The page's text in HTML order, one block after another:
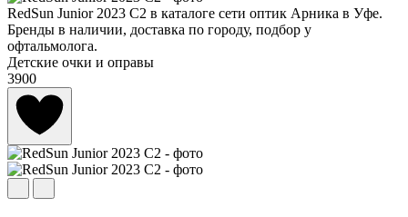
RedSun Junior 2023 C2 в каталоге сети оптик Арника в Уфе.
Бренды в наличии, доставка по городу, подбор у
офтальмолога.
Детские очки и оправы
3900